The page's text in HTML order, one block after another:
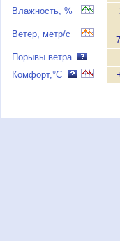
Влажность, %
Ветер, метр/с
Порывы ветра
Комфорт,°C